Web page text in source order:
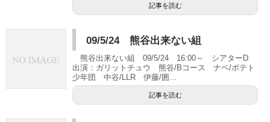
記事を読む
09/5/24 熊谷出来ない組
熊谷出来ない組 09/5/24 16:00～ シアターD
出演：ガリットチュウ 熊谷/Bコース ナベ/ポテト
少年団 中谷/LLR 伊藤/囲...
記事を読む